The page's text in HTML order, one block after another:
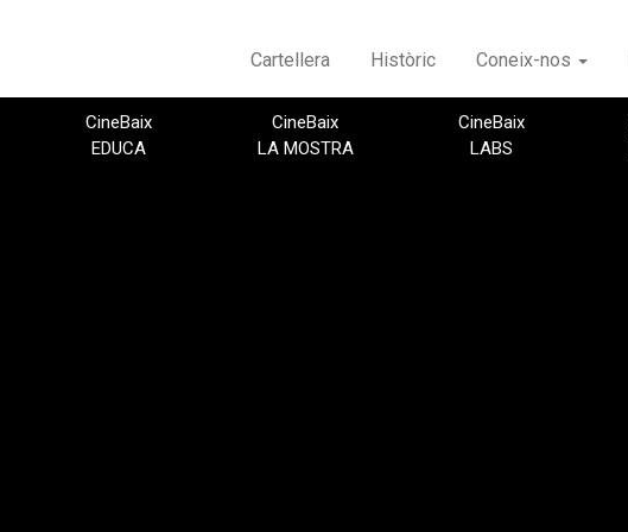
Cartellera Històric Coneix-nos
CineBaix
EDUCA
CineBaix
LA MOSTRA
CineBaix
LABS